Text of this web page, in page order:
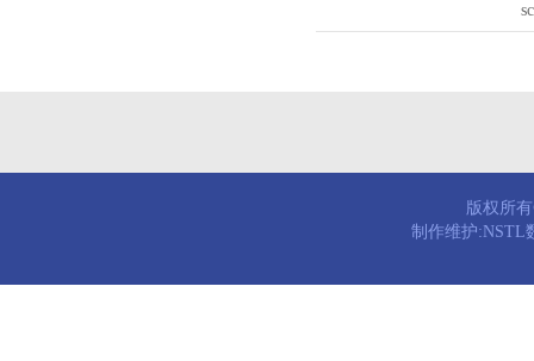
版权所
制作维护:NSTL